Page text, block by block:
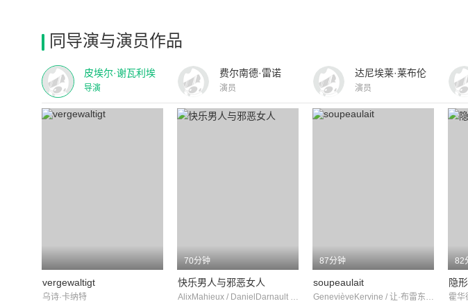
同导演与演员作品
皮埃尔·谢瓦利埃
导演
费尔南德·雷诺
演员
达尼埃莱·莱布伦
演员
vergewaltigt
乌诗·卡纳特
70分钟
快乐男人与邪恶女人
AlixMahieux / DanielDarnault / PierreTaylou
87分钟
soupeaulait
GenevièveKervine / 让·布雷东尼尔 / 诺埃尔·罗克韦尔
82
隐